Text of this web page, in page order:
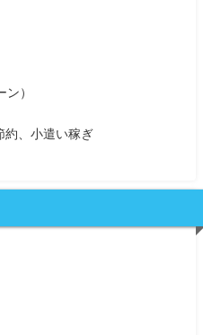
ン）
約、小遣い稼ぎ